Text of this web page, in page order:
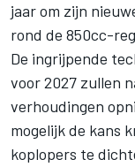
jaar om zijn
rond de 850cc-
De ingrijpende
voor 2027 zullen
verhoudingen
mogelijk de kans
koplopers te